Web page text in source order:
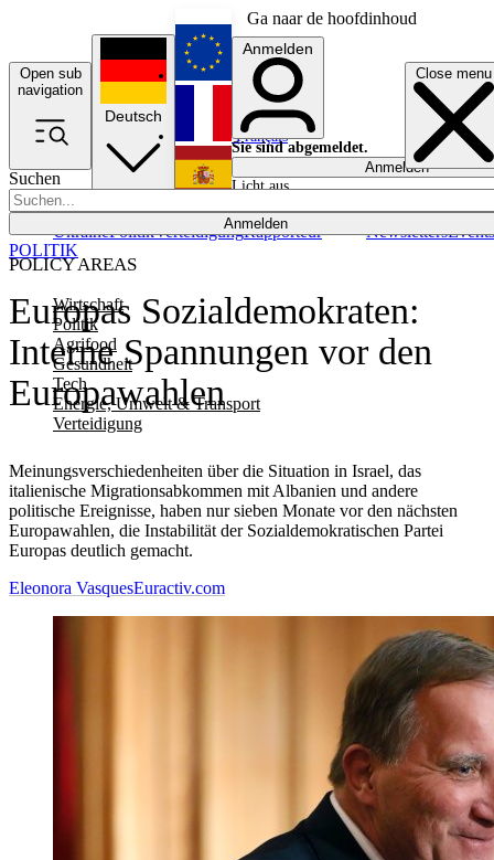
Ga naar de hoofdinhoud
Open sub
navigation
Close menu
Suchen
Anmelden
POLICY AREAS
Wirtschaft
Politik
Agrifood
Gesundheit
Tech
Energie, Umwelt & Transport
Verteidigung
UkrainePolitikVerteidigungRapporteur NewslettersEvents
Deutsch
English
Français
Anmelden
Sie sind abgemeldet.
Anmelden
Licht aus
Europas Sozialdemokraten:
Interne Spannungen vor den
Europawahlen
Meinungsverschiedenheiten über die Situation in Israel, das
italienische Migrationsabkommen mit Albanien und andere
politische Ereignisse, haben nur sieben Monate vor den nächsten
Europawahlen, die Instabilität der Sozialdemokratischen Partei
Europas deutlich gemacht.
POLITIK
Eleonora VasquesEuractiv.com